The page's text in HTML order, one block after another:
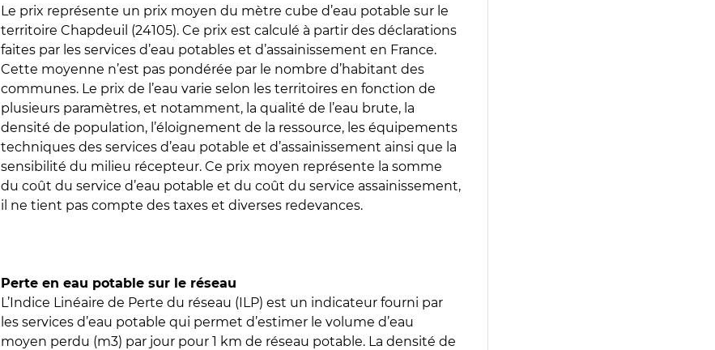
Le prix représente un prix moyen du mètre cube d’eau potable sur le
territoire Chapdeuil (24105). Ce prix est calculé à partir des déclarations
faites par les services d’eau potables et d’assainissement en France.
Cette moyenne n’est pas pondérée par le nombre d’habitant des
communes. Le prix de l’eau varie selon les territoires en fonction de
plusieurs paramètres, et notamment, la qualité de l’eau brute, la
densité de population, l’éloignement de la ressource, les équipements
techniques des services d’eau potable et d’assainissement ainsi que la
sensibilité du milieu récepteur. Ce prix moyen représente la somme
du coût du service d’eau potable et du coût du service assainissement,
il ne tient pas compte des taxes et diverses redevances.
Perte en eau potable sur le réseau
L’Indice Linéaire de Perte du réseau (ILP) est un indicateur fourni par
les services d’eau potable qui permet d’estimer le volume d’eau
moyen perdu (m3) par jour pour 1 km de réseau potable. La densité de